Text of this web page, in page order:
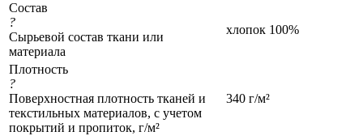
Состав
?
Сырьевой состав ткани или
материала
хлопок 100%
Плотность
?
Поверхностная плотность тканей и
текстильных материалов, с учетом
покрытий и пропиток, г/м²
340 г/м²